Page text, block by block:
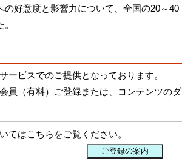
好意度と影響力について、全国の20～40
ビスでのご提供となっております。
員（有料）ご登録または、コンテンツのダ
てはこちらをご覧ください。